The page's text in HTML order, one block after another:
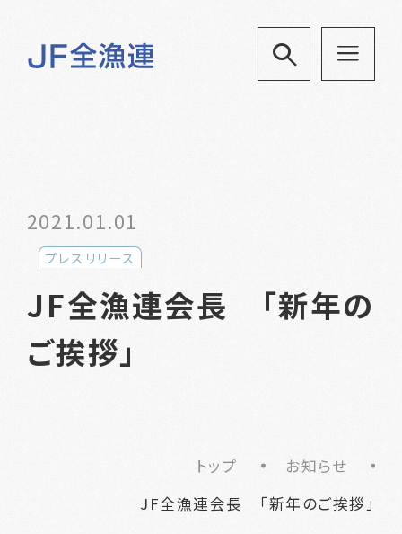
2021.01.01
プレスリリース
JF全漁連会長 「新年の
ご挨拶」
トップ
お知らせ
JF全漁連会長 「新年のご挨拶」